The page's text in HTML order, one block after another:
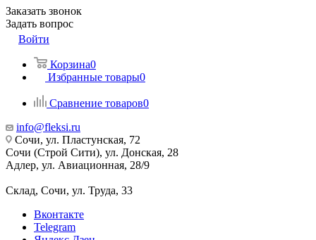
Заказать звонок
Задать вопрос
Войти
Корзина0
Избранные товары0
Сравнение товаров0
info@fleksi.ru
Сочи, ул. Пластунская, 72
Сочи (Строй Сити), ул. Донская, 28
Адлер, ул. Авиационная, 28/9
Склад, Сочи, ул. Труда, 33
Вконтакте
Telegram